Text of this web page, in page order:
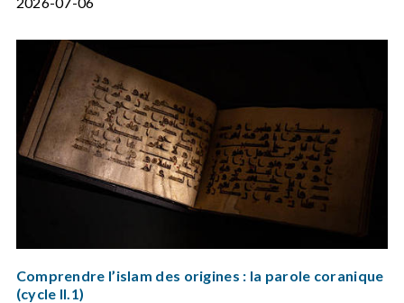
Comprendre l’islam des origines : la parole coranique
(cycle II.1)